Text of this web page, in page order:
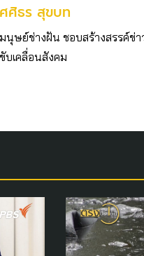
ศศิธร สุขบท
มนุษย์ช่างฝัน ชอบสร้างสรรค์ข่
ขับเคลื่อนสังคม